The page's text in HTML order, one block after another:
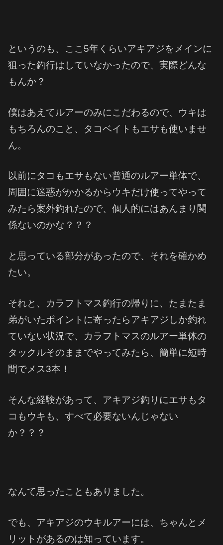
というのも、ここ5年くらいアキアジをメインに
狙った釣行はしていなかったので、実際どんな
もんか？
僕はあえてルアーのみにこだわるので、ウキは
もちろんのこと、タコベイトもエサも使いませ
ん。
以前にタコもエサもない普通のルアー単体で、
周囲に迷惑がかかるからウキだけ使ってやって
みたら案外釣れたので、個人的にはあんまり関
係ないのかな？？？
と思っている部分があったので、それを確かめ
たい。
それと、カラフトマス釣行の帰りに、たまたま
弟がいたポイントに寄ったらアキアジしか釣れ
ていない状況で、カラフトマスのルアー単体の
タックルそのままでやってみたら、簡単に短時
間でメス3本！
そんな経験があって、アキアジ釣りにエサもタ
コもウキも、すべて必要ないんじゃない
か？？？
なんて思ったこともありました。
でも、アキアジのウキルアーには、ちゃんとメ
リットがあるのは知っています。